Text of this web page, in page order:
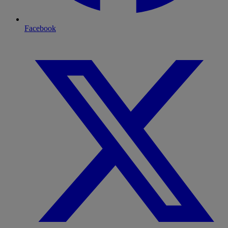
Facebook